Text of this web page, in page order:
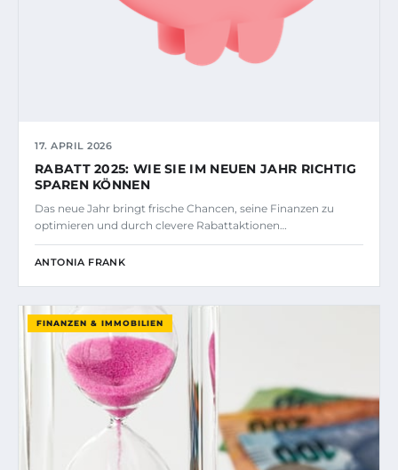
17. APRIL 2026
RABATT 2025: WIE SIE IM NEUEN JAHR RICHTIG
SPAREN KÖNNEN
Das neue Jahr bringt frische Chancen, seine Finanzen zu
optimieren und durch clevere Rabattaktionen…
ANTONIA FRANK
FINANZEN & IMMOBILIEN